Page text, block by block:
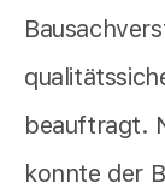
beauftragt.
konnte der